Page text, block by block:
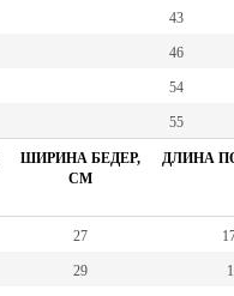
43
46
54
55
ШИРИНА БЕДЕР,
СМ
ДЛИНА
27
29